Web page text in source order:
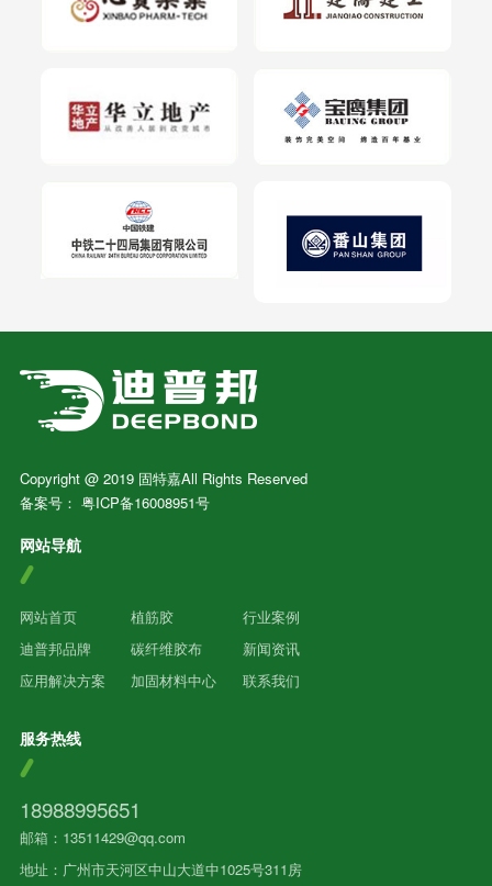
Copyright @ 2019 固特嘉All Rights Reserved
备案号： 粤ICP备16008951号
网站导航
网站首页
迪普邦品牌
应用解决方案
植筋胶
碳纤维胶布
加固材料中心
行业案例
新闻资讯
联系我们
服务热线
18988995651
邮箱：13511429@qq.com
地址：广州市天河区中山大道中1025号311房